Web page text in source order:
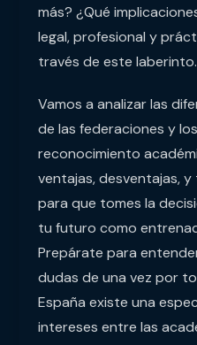
más? ¿Qué
legal, profesional y
través de este laberinto.
Vamos a analizar las
de las federaciones y
reconocimiento
ventajas, desventajas,
para que tomes la
tu futuro como
Prepárate para
dudas de una vez por
España existe una
intereses entre las